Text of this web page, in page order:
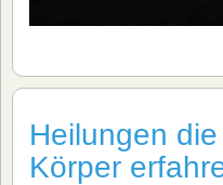
Heilungen
Körper